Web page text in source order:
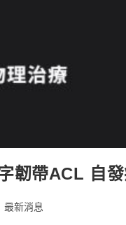
韌帶ACL 自
最新消息